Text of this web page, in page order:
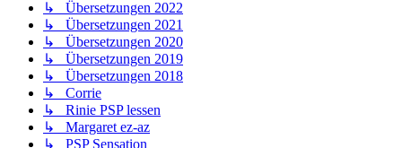
↳ Übersetzungen 2022
↳ Übersetzungen 2021
↳ Übersetzungen 2020
↳ Übersetzungen 2019
↳ Übersetzungen 2018
↳ Corrie
↳ Rinie PSP lessen
↳ Margaret ez-az
↳ PSP Sensation